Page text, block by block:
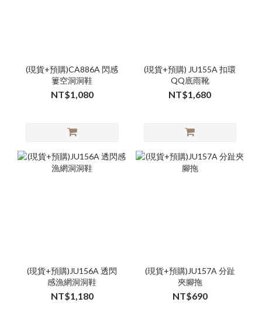
(現貨+預購)CA886A 閃感
簍空洞洞鞋
NT$1,080
(現貨+預購) JU155A 扣環
QQ底雨靴
NT$1,680
(現貨+預購)JU156A 透閃
感漁網洞洞鞋
NT$1,180
(現貨+預購)JU157A 分趾
夾腳拖
NT$690